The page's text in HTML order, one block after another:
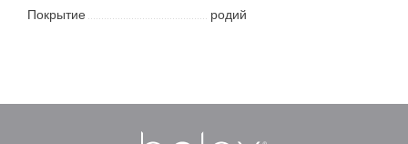
Покрытие
родий